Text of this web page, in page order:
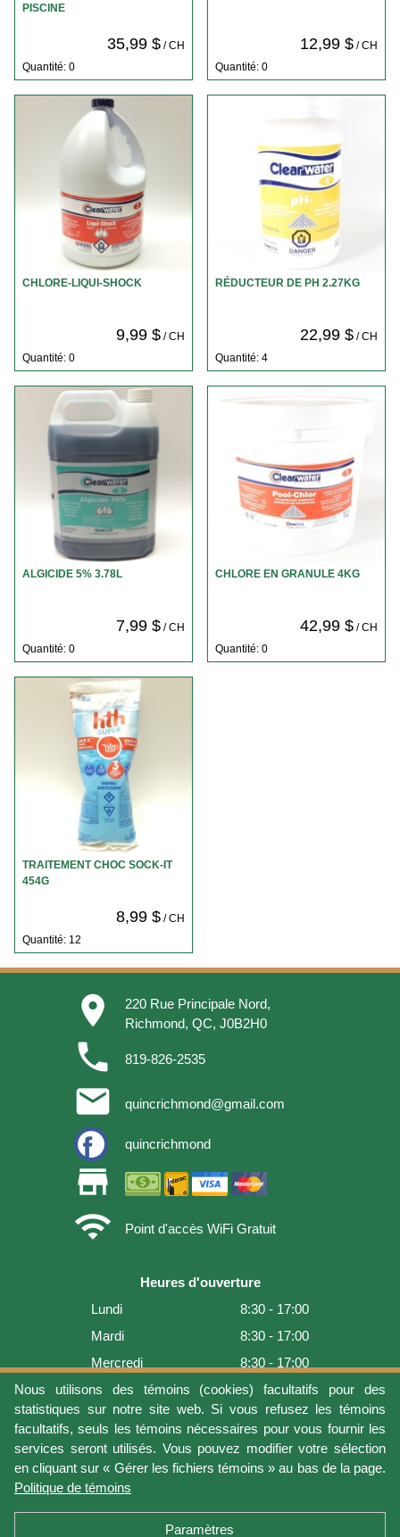
Nous utilisons des témoins (cookies) facultatifs pour des
statistiques sur notre site web. Si vous refusez les témoins
facultatifs, seuls les témoins nécessaires pour vous fournir les
services seront utilisés. Vous pouvez modifier votre sélection
en cliquant sur « Gérer les fichiers témoins » au bas de la page.
Politique de témoins
Paramètres
PISCINE
35,99 $/ CH
Quantité: 0
12,99 $/ CH
Quantité: 0
CHLORE-LIQUI-SHOCK
9,99 $/ CH
Quantité: 0
RÉDUCTEUR DE PH 2.27KG
22,99 $/ CH
Quantité: 4
ALGICIDE 5% 3.78L
7,99 $/ CH
Quantité: 0
CHLORE EN GRANULE 4KG
42,99 $/ CH
Quantité: 0
TRAITEMENT CHOC SOCK-IT
454G
8,99 $/ CH
Quantité: 12
place
220 Rue Principale Nord,
Richmond, QC, J0B2H0
phone 819-826-2535
email quincrichmond@gmail.com
quincrichmond
store
wifi
Point d'accès WiFi Gratuit
Heures d'ouverture
Lundi
8:30 - 17:00
Mardi
8:30 - 17:00
Mercredi
8:30 - 17:00
Jeudi
8:30 - 17:00
Vendredi
8:30 - 17:00
Samedi
9:00 - 16:00
Dimanche
Fermé